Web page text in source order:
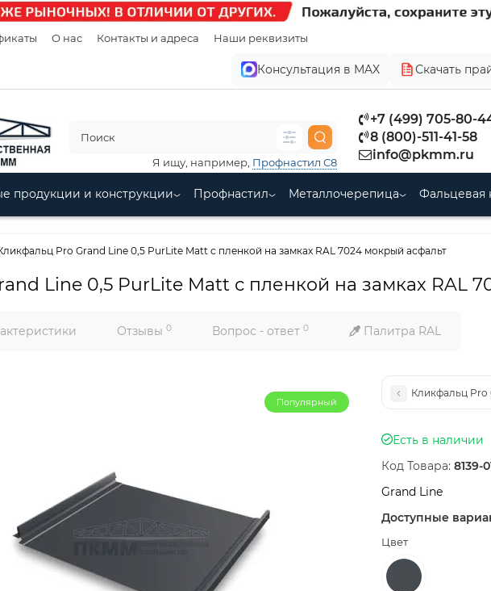
О нас Контакты и адреса Наши реквизиты
Консультация в MAX Скачать
+7 (499) 705-80-
8 (800)-511-41-58
info@pkmm.ru
Я ищу, например, Профнастил С8
продукции и конструкции Профнастил Металлочерепица Фальцевая
Pro Grand Line 0,5 PurLite Matt с пленкой на замках RAL 7024 мокрый асфальт
Line 0,5 PurLite Matt с пленкой на замках RAL
Отзывы 0 Вопрос - ответ 0 Палитра RAL
Популярный
Кликфальц Pro
Есть в наличии
Код Товара: 8139-
Grand Line
Доступные
Цвет